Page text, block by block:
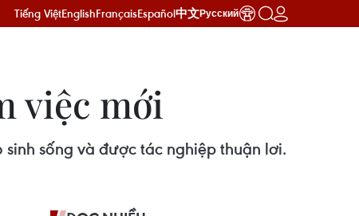
Tiếng ViệtEnglishFrançaisEspañol中文Русский
việc mới
sống và được tác nghiệp thuận lơi.